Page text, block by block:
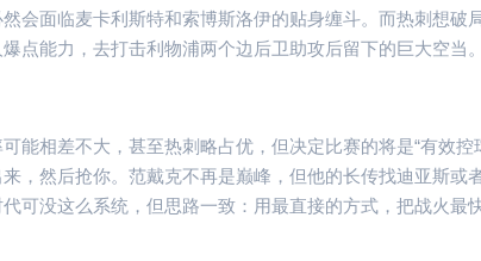
会面临麦卡利斯特和索博斯洛伊的贴身缠斗。而热刺想破
点能力，去打击利物浦两个边后卫助攻后留下的巨大空当
能相差不大，甚至热刺略占优，但决定比赛的将是“有效控
，然后抢你。范戴克不再是巅峰，但他的长传找迪亚斯或
可没这么系统，但思路一致：用最直接的方式，把战火最